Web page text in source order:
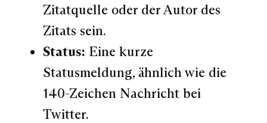
Zitatquelle oder der Autor des
Zitats sein.
Status: Eine kurze
Statusmeldung, ähnlich wie die
140-Zeichen Nachricht bei
Twitter.